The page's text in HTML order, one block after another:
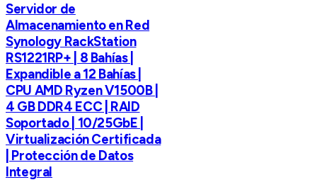
Servidor de
Almacenamiento en Red
Synology RackStation
RS1221RP+ | 8 Bahías |
Expandible a 12 Bahías |
CPU AMD Ryzen V1500B |
4 GB DDR4 ECC | RAID
Soportado | 10/25GbE |
Virtualización Certificada
| Protección de Datos
Integral